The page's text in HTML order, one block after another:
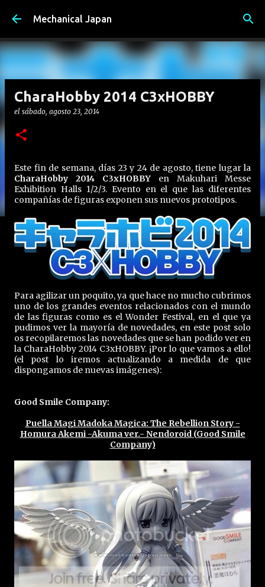
Ir al contenido principal
Mechanical Japan
CharaHobby 2014 C3xHOBBY
el sábado, agosto 23, 2014
Este fin de semana, días 23 y 24 de agosto, tiene lugar la
CharaHobby 2014 C3xHOBBY en Makuhari Messe
Exhibition Halls 1/2/3. Evento en el que las diferentes
compañías de figuras exponen sus nuevos prototipos.
Para agilizar un poquito, ya que hace no mucho cubrimos
uno de los grandes eventos relacionados con el mundo
de las figuras como es el Wonder Festival, en el que ya
pudimos ver la mayoría de novedades, en este post solo
os recopilaremos las novedades que se han podido ver en
la CharaHobby 2014 C3xHOBBY. ¡Por lo que vamos a ello!
(el post lo iremos actualizando a medida de que
dispongamos de nuevas imágenes):
Good Smile Company:
Puella Magi Madoka Magica: The Rebellion Story -
Homura Akemi -Akuma ver.- Nendoroid (Good Smile
Company)